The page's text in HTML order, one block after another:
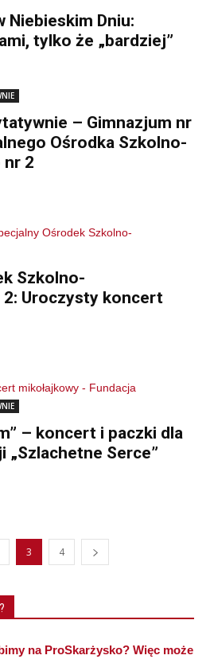
Niebieskim Dniu:
tylko że „bardziej”
– Gimnazjum nr
Ośrodka Szkolno-
nr 2
Szkolno-
2: Uroczysty koncert
– koncert i paczki dla
„Szlachetne Serce”
3 4
na ProSkarżysko? Więc może